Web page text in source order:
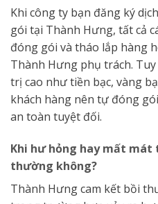
Khi công ty bạn đăng ký
gói tại Thành Hưng, tất cả
đóng gói và tháo lắp hàng
Thành Hưng phụ trách.
trị cao như tiền bạc, vàng
khách hàng nên tự đóng
an toàn tuyệt đối.
Khi hư hỏng hay mất mát
thường không?
Thành Hưng cam kết bồi